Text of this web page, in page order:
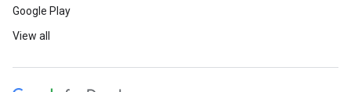
Google Play
View all